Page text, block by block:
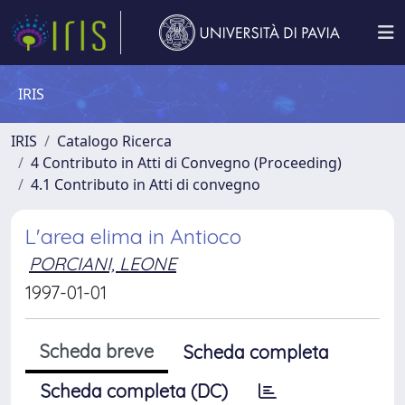
IRIS
IRIS
Catalogo Ricerca
4 Contributo in Atti di Convegno (Proceeding)
4.1 Contributo in Atti di convegno
L'area elima in Antioco
PORCIANI, LEONE
1997-01-01
Scheda breve
Scheda completa
Scheda completa (DC)